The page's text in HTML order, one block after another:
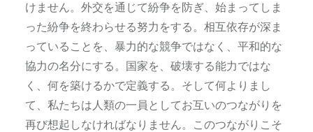
けません。外交を通じて紛争を防ぎ、始まってしま
った紛争を終わらせる努力をする。相互依存が深ま
っていることを、暴力的な競争ではなく、平和的な
協力の名分にする。国家を、破壊する能力ではな
く、何を築けるかで定義する。そして何よりまし
て、私たちは人類の一員としてお互いのつながりを
再び想起しなければなりません。このつながりこそ